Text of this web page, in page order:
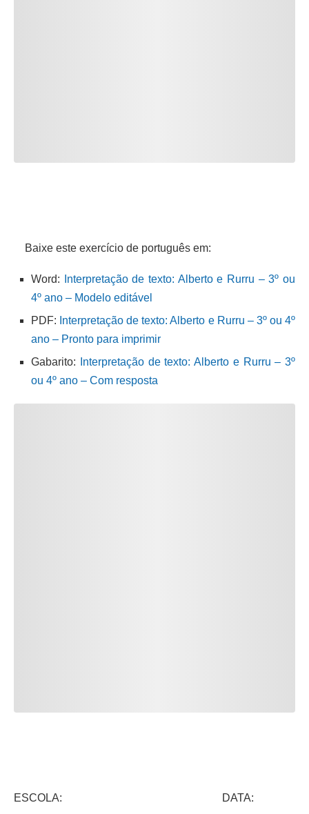
Baixe este exercício de português em:
Word:
Interpretação de texto: Alberto e Rurru – 3º ou
4º ano – Modelo editável
PDF: Interpretação de texto: Alberto e Rurru – 3º ou 4º
ano – Pronto para imprimir
Gabarito:
Interpretação de texto: Alberto e Rurru – 3º
ou 4º ano – Com resposta
ESCOLA: DATA: